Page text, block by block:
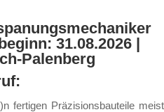
31.08.2026 |
Palenberg
fer­ti­gen Prä­zi­si­ons­bau­tei­le meist